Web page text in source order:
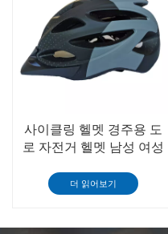
사이클링 헬멧 경주용 도
로 자전거 헬멧 남성 여성
더 읽어보기